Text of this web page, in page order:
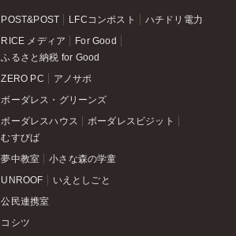
POST&POST LFCコンポスト ハチドリ電力
RICE メディア
For Good
ふるさと納税 for Good
ZERO PC アノサポ
ボーダレス・グリーンズ
ボーダレスハウス
ボーダレスビジット
むすびば
夢中教室 小さな森の学童
UNROOF いえとしごと
公民連携室
コシツ